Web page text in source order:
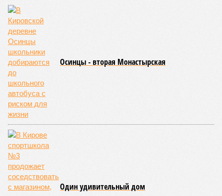
Осинцы - вторая Монастырская
Один удивительный дом